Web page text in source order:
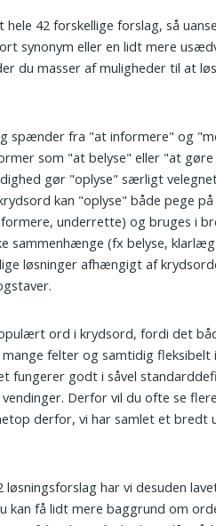
hele 42 forskellige forslag, så
synonym eller en lidt mere
du masser af muligheder til at
spænder fra "at informere" og
som "at belyse" eller "at
gør "oplyse" særligt
kan "oplyse" både pege
underrette) og bruges i
sammenhænge (fx belyse,
løsninger afhængigt af
ord i krydsord, fordi det
felter og samtidig fleksibelt i
fungerer godt i såvel
Derfor vil du ofte se
derfor, vi har samlet et bredt
løsningsforslag har vi desuden
kan få lidt mere baggrund om